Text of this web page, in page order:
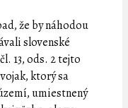
že by náhodou
slovenské
13, ods. 2 tejto
ktorý sa
umiestnený